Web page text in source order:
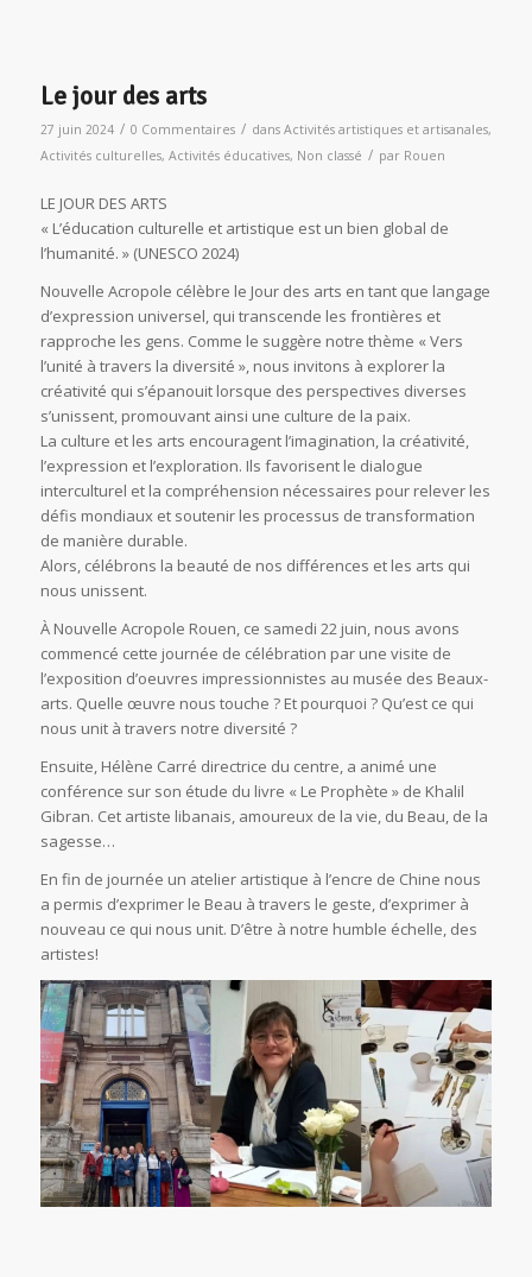
Le jour des arts
27 juin 2024 / 0 Commentaires / dans Activités artistiques et artisanales,
Activités culturelles, Activités éducatives, Non classé / par Rouen
LE JOUR DES ARTS
« L’éducation culturelle et artistique est un bien global de
l’humanité. » (UNESCO 2024)
Nouvelle Acropole célèbre le Jour des arts en tant que langage
d’expression universel, qui transcende les frontières et
rapproche les gens. Comme le suggère notre thème « Vers
l’unité à travers la diversité », nous invitons à explorer la
créativité qui s’épanouit lorsque des perspectives diverses
s’unissent, promouvant ainsi une culture de la paix.
La culture et les arts encouragent l’imagination, la créativité,
l’expression et l’exploration. Ils favorisent le dialogue
interculturel et la compréhension nécessaires pour relever les
défis mondiaux et soutenir les processus de transformation
de manière durable.
Alors, célébrons la beauté de nos différences et les arts qui
nous unissent.
À Nouvelle Acropole Rouen, ce samedi 22 juin, nous avons
commencé cette journée de célébration par une visite de
l’exposition d’oeuvres impressionnistes au musée des Beaux-
arts. Quelle œuvre nous touche ? Et pourquoi ? Qu’est ce qui
nous unit à travers notre diversité ?
Ensuite, Hélène Carré directrice du centre, a animé une
conférence sur son étude du livre « Le Prophète » de Khalil
Gibran. Cet artiste libanais, amoureux de la vie, du Beau, de la
sagesse…
En fin de journée un atelier artistique à l’encre de Chine nous
a permis d’exprimer le Beau à travers le geste, d’exprimer à
nouveau ce qui nous unit. D’être à notre humble échelle, des
artistes!